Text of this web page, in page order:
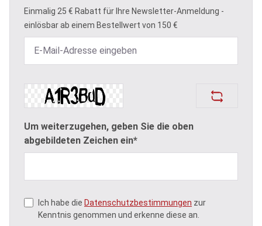
Einmalig 25 € Rabatt für Ihre Newsletter-Anmeldung -
einlösbar ab einem Bestellwert von 150 €
Um weiterzugehen, geben Sie die oben
abgebildeten Zeichen ein*
Ich habe die Datenschutzbestimmungen zur
Kenntnis genommen und erkenne diese an.